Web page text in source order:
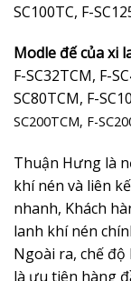
SC100TC, F-
Modle đế của xi
F-SC32TCM, F-
SC80TCM, F-
SC200TCM, F-
Thuận Hưng là
khí nén và liên
nhanh, Khách
lanh khí nén
Ngoài ra, chế
là ưu tiên hàng